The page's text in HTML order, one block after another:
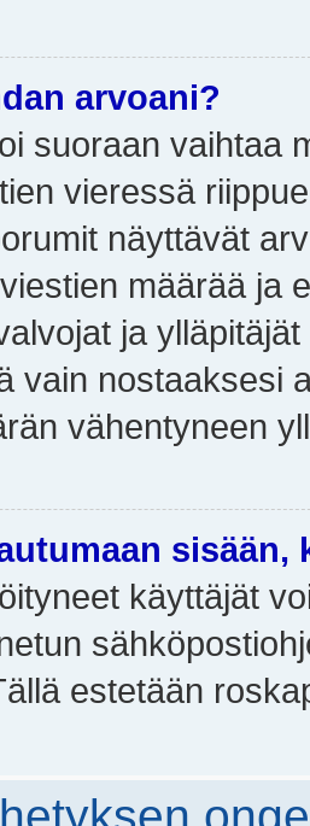
arvoani?
suoraan vaihtaa
vieressä
näyttävät
määrää ja
ja
vain nostaaksesi
vähentyneen
sisään,
käyttäjät
estetään